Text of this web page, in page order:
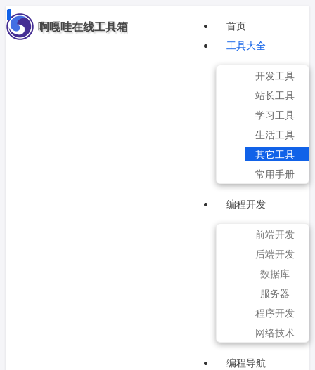
啊嘎哇在线工具箱
首页
工具大全
开发工具
站长工具
学习工具
生活工具
其它工具
常用手册
编程开发
前端开发
后端开发
数据库
服务器
程序开发
网络技术
编程导航